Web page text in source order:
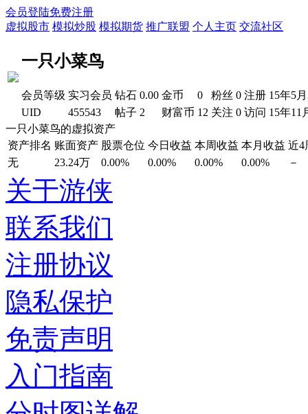
会员登陆免费注册
虚拟股市 模拟炒股 模拟期货 推广联盟 个人主页 交流社区
一只小菜鸟
会员等级 实习会员 钻石 0.00 金币 0 粉丝 0 注册 15年5
UID
455543 帖子 2 财富币 12 关注 0 访问 15年11
一只小菜鸟的虚拟资产
资产排名 账面资产 股票仓位 今日收益 本周收益 本月收益 近4
无
23.24万 0.00% 0.00% 0.00% 0.00% －
关于游侠
联系我们
注册协议
隐私保护
免责声明
入门指南